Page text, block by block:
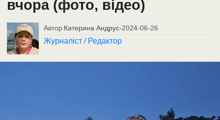
вчора (фото, відео)
Автор Катерина Андрус-2024-06-26
Журналіст / Редактор